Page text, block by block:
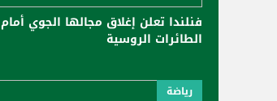
فنلندا تعلن إغلاق مجالها الجوي أمام
الطائرات الروسية
رياضة